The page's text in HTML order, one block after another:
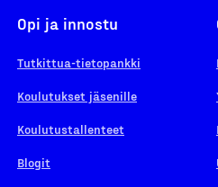
Opi ja innostu
Tutkittua-tietopankki
Koulutukset jäsenille
Koulutustallenteet
Blogit